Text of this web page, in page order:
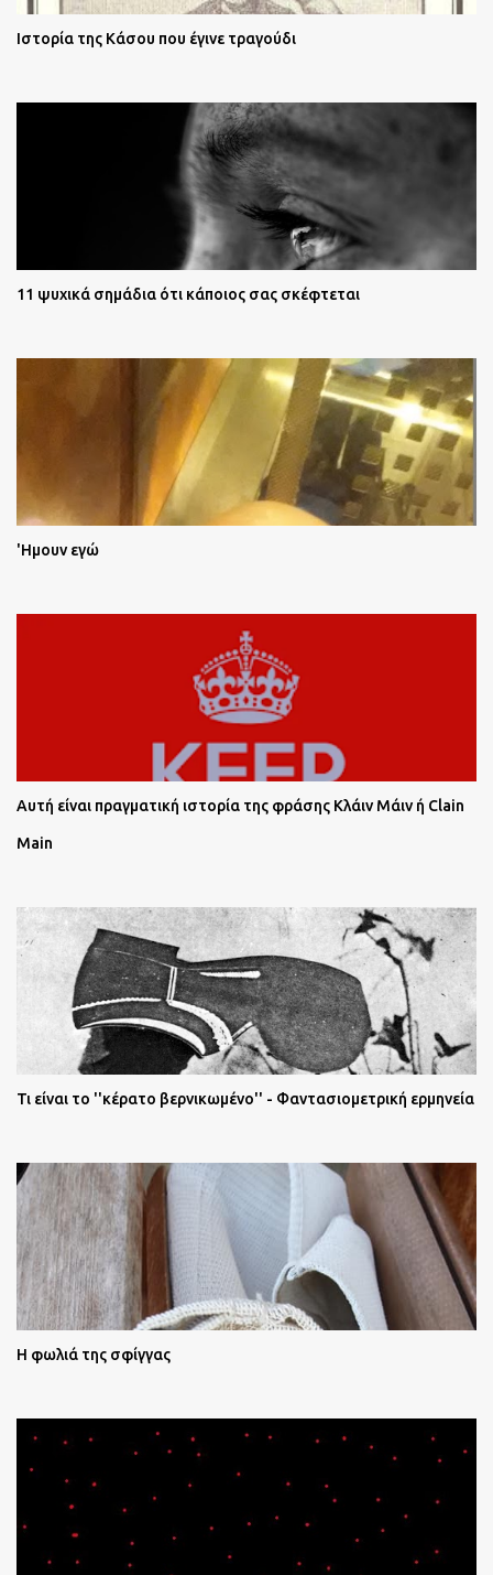
Ιστορία της Κάσου που έγινε τραγούδι
11 ψυχικά σημάδια ότι κάποιος σας σκέφτεται
'Ημουν εγώ
Αυτή είναι πραγματική ιστορία της φράσης Κλάιν Μάιν ή Clain
Main
Τι είναι το ''κέρατο βερνικωμένο'' - Φαντασιομετρική ερμηνεία
Η φωλιά της σφίγγας